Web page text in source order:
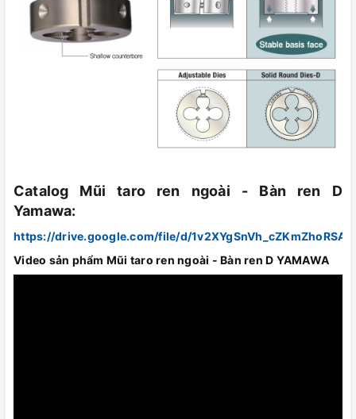
Catalog Mũi taro ren ngoài - Bàn ren D
Yamawa:
https://drive.google.com/file/d/
Video sản phẩm Mũi taro ren ngoài - Bàn ren D YAMAWA